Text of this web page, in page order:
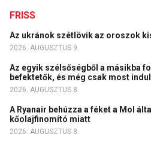
FRISS
Az ukránok szétlövik az oroszok
2026. AUGUSZTUS 9.
Az egyik szélsőségből a másikba
befektetők, és még csak most
2026. AUGUSZTUS 8.
A Ryanair behúzza a féket a Mol
kőolajfinomító miatt
2026. AUGUSZTUS 8.